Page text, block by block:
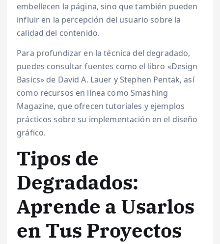
embellecen la página, sino que también pueden
influir en la percepción del usuario sobre la
calidad del contenido.
Para profundizar en la técnica del degradado,
puedes consultar fuentes como el libro «Design
Basics» de David A. Lauer y Stephen Pentak, así
como recursos en línea como Smashing
Magazine, que ofrecen tutoriales y ejemplos
prácticos sobre su implementación en el diseño
gráfico.
Tipos de
Degradados:
Aprende a Usarlos
en Tus Proyectos